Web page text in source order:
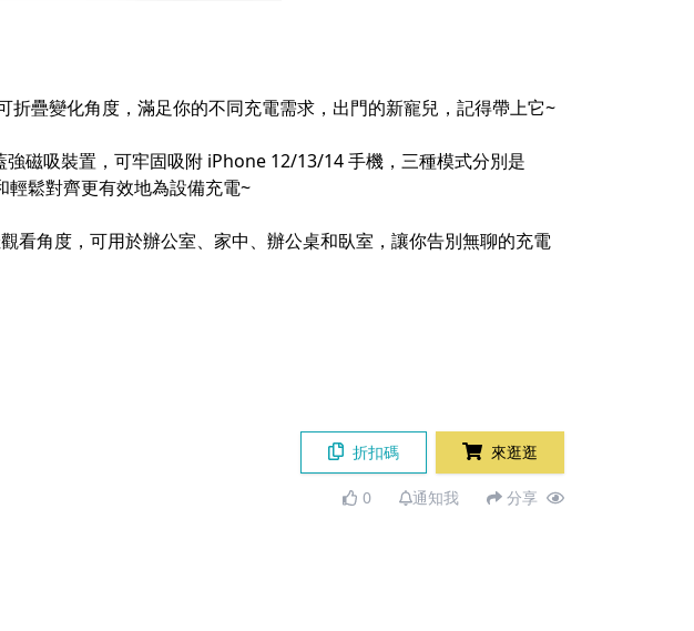
疊變化角度，滿足你的不同充電需求，出門的新寵兒，記得帶上它~
磁吸裝置，可牢固吸附 iPhone 12/13/14 手機，三種模式分別是
鬆對齊更有效地為設備充電~
看角度，可用於辦公室、家中、辦公桌和臥室，讓你告別無聊的充電
折扣碼 來逛逛
0 通知我 分享